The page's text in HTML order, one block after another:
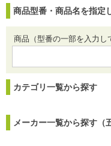
商品型番・商品名を指定
商品（型番の一部を入力し
カテゴリ一覧から探す
メーカー一覧から探す（